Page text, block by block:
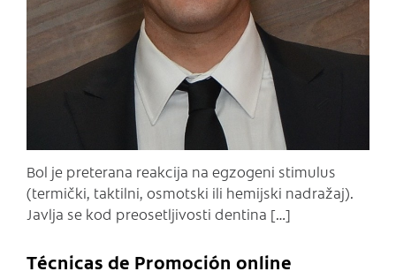
Bol je preterana reakcija na egzogeni stimulus
(termički, taktilni, osmotski ili hemijski nadražaj).
Javlja se kod preosetljivosti dentina […]
Técnicas de Promoción online